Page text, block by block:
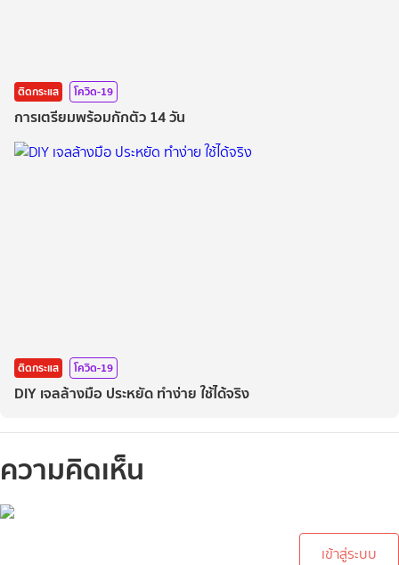
ติดกระแส โควิด-19
การเตรียมพร้อมกักตัว 14 วัน
ติดกระแส โควิด-19
DIY เจลล้างมือ ประหยัด ทำง่าย ใช้ได้จริง
ความคิดเห็น
เข้าสู่ระบบ